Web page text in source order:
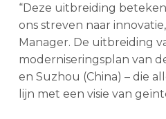
“Deze uitbreiding
ons streven naar
Manager. De uitbreiding
moderniseringsplan van
en Suzhou (China) – die
lijn met een visie van